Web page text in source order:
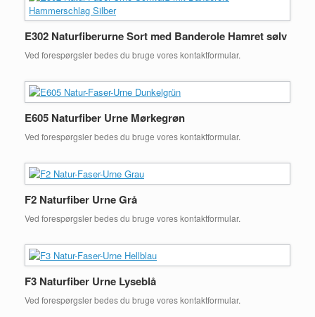
E302 Naturfiberurne Sort med Banderole Hamret sølv
Ved forespørgsler bedes du bruge vores kontaktformular.
E605 Naturfiber Urne Mørkegrøn
Ved forespørgsler bedes du bruge vores kontaktformular.
F2 Naturfiber Urne Grå
Ved forespørgsler bedes du bruge vores kontaktformular.
F3 Naturfiber Urne Lyseblå
Ved forespørgsler bedes du bruge vores kontaktformular.